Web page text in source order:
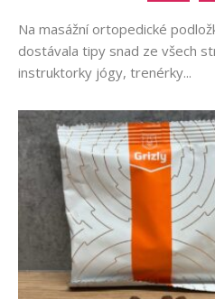
Na masážní ortopedické
dostávala tipy snad ze všech
instruktorky jógy, trenérky...